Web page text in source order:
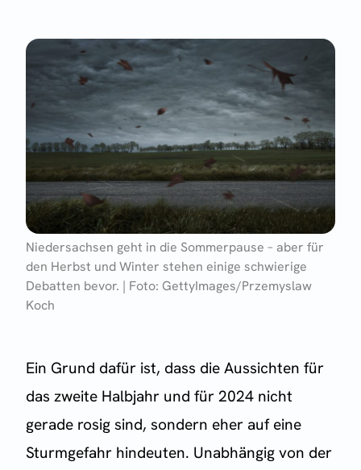
Niedersachsen geht in die Sommerpause – aber für
den Herbst und Winter stehen einige schwierige
Debatten bevor. | Foto: GettyImages/Przemyslaw
Koch
Ein Grund dafür ist, dass die Aussichten für
das zweite Halbjahr und für 2024 nicht
gerade rosig sind, sondern eher auf eine
Sturmgefahr hindeuten. Unabhängig von der